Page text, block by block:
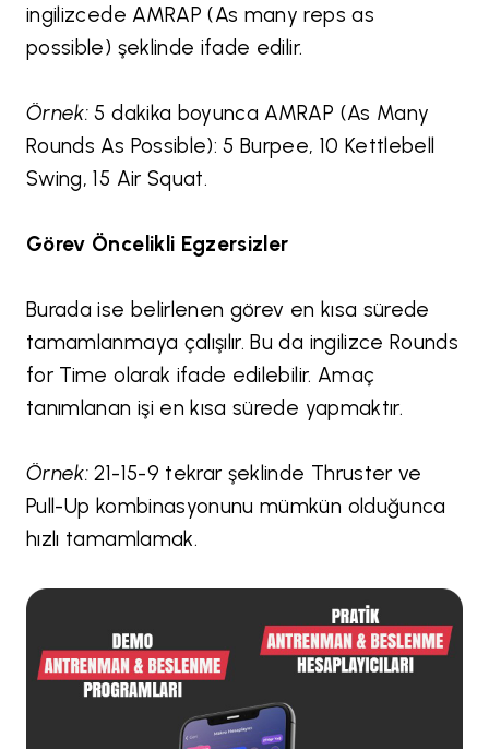
ingilizcede AMRAP (As many reps as
possible) şeklinde ifade edilir.
Örnek:5 dakika boyunca AMRAP (As Many
Rounds As Possible): 5 Burpee, 10 Kettlebell
Swing, 15 Air Squat.
Görev Öncelikli Egzersizler
Burada ise belirlenen görev en kısa sürede
tamamlanmaya çalışılır. Bu da ingilizce Rounds
for Time olarak ifade edilebilir. Amaç
tanımlanan işi en kısa sürede yapmaktır.
Örnek: 21-15-9 tekrar şeklinde Thruster ve
Pull-Up kombinasyonunu mümkün olduğunca
hızlı tamamlamak.